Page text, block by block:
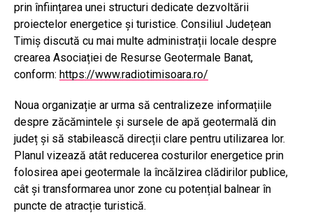
prin înființarea unei structuri dedicate dezvoltării
proiectelor energetice și turistice. Consiliul Județean
Timiș discută cu mai multe administrații locale despre
crearea Asociației de Resurse Geotermale Banat,
conform: https://www.radiotimisoara.ro/
Noua organizație ar urma să centralizeze informațiile
despre zăcămintele și sursele de apă geotermală din
județ și să stabilească direcții clare pentru utilizarea lor.
Planul vizează atât reducerea costurilor energetice prin
folosirea apei geotermale la încălzirea clădirilor publice,
cât și transformarea unor zone cu potențial balnear în
puncte de atracție turistică.